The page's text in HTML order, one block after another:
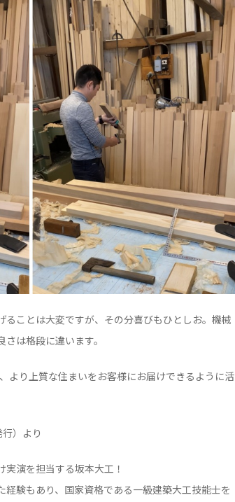
ことは大変ですが、その分喜びもひとしお。機械
は格段に違います。
より上質な住まいをお客様にお届けできるように活
）より
演を担当する坂本大工！
験もあり、国家資格である一級建築大工技能士を